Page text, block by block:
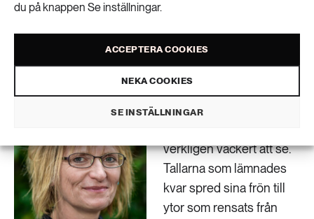
du på knappen Se inställningar.
ACCEPTERA COOKIES
NEKA COOKIES
SE INSTÄLLNINGAR
släckt omvandlades en del av den skadade skogen
till naturreservat. Tack vare det kan man jämföra
utvecklingen mellan områden som kalhöggs och
områden som lämnades orörda.
skedde en snabb
verkligen vackert att se.
Tallarna som lämnades
kvar spred sina frön till
ytor som rensats från